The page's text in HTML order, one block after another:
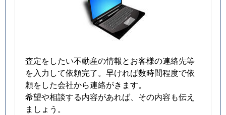
査定をしたい不動産の情報とお客様の連絡先等
を入力して依頼完了。早ければ数時間程度で依
頼をした会社から連絡がきます。
希望や相談する内容があれば、その内容も伝え
ましょう。